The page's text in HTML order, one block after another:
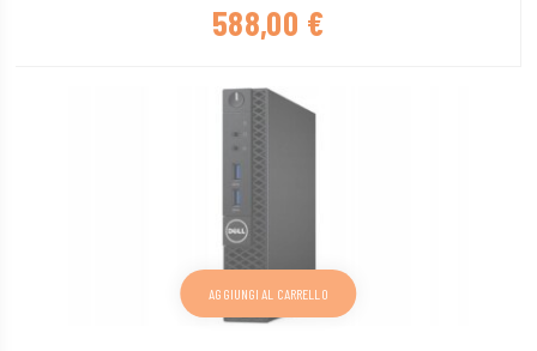
588,00 €
AGGIUNGI AL CARRELLO